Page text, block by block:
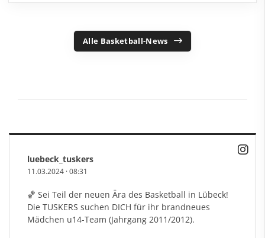
Alle Basketball-News
luebeck_tuskers
11.03.2024 ·08:31
🏀 Sei Teil der neuen Ära des Basketball in Lübeck!
Die TUSKERS suchen DICH für ihr brandneues
Mädchen u14-Team (Jahrgang 2011/2012).